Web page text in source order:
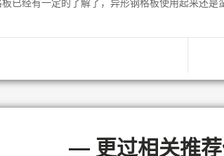
经有一定的了解了，异形钢格板使用起来还是
— 更过相关推